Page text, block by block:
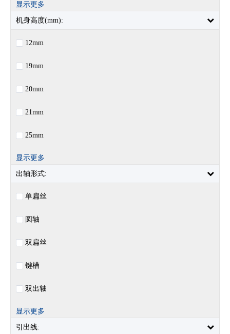
显示更多
机身高度(mm):
12mm
19mm
20mm
21mm
25mm
显示更多
出轴形式:
单扁丝
圆轴
双扁丝
键槽
双出轴
显示更多
引出线: